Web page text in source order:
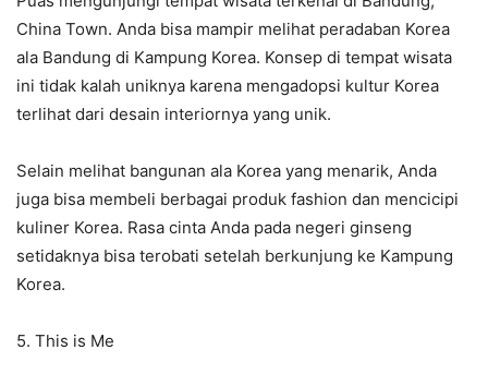
China Town. Anda bisa mampir melihat peradaban Korea
ala Bandung di Kampung Korea. Konsep di tempat wisata
ini tidak kalah uniknya karena mengadopsi kultur Korea
terlihat dari desain interiornya yang unik.
Selain melihat bangunan ala Korea yang menarik, Anda
juga bisa membeli berbagai produk fashion dan mencicipi
kuliner Korea. Rasa cinta Anda pada negeri ginseng
setidaknya bisa terobati setelah berkunjung ke Kampung
Korea.
5. This is Me